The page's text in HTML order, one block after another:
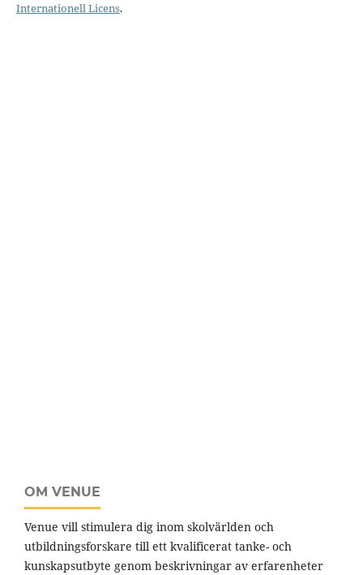
Internationell Licens.
OM VENUE
Venue vill stimulera dig inom skolvärlden och
utbildningsforskare till ett kvalificerat tanke- och
kunskapsutbyte genom beskrivningar av erfarenheter